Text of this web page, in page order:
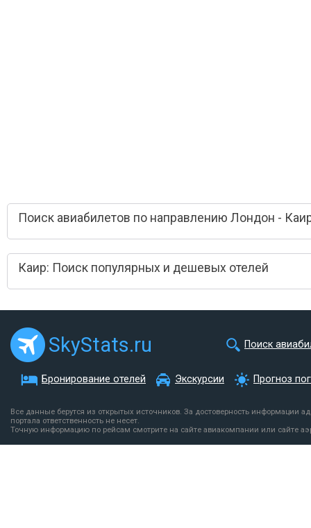
Поиск авиабилетов по направлению Лондон -
Каир: Поиск популярных и дешевых отелей
SkyStats.ru Поиск
Бронирование отелей Экскурсии Прогноз
Все данные берутся из открытых источников. За достоверность информации
портала ответственность не несет.
Точную информацию по рейсам смотрите на сайте авиакомпании или сайте